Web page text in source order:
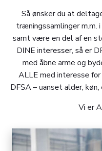
Så ønsker du at
træningssamlinger m.m.
samt være en del af en
DINE interesser, så er
med åbne arme og
ALLE med interesse
DFSA – uanset alder,
Vi er